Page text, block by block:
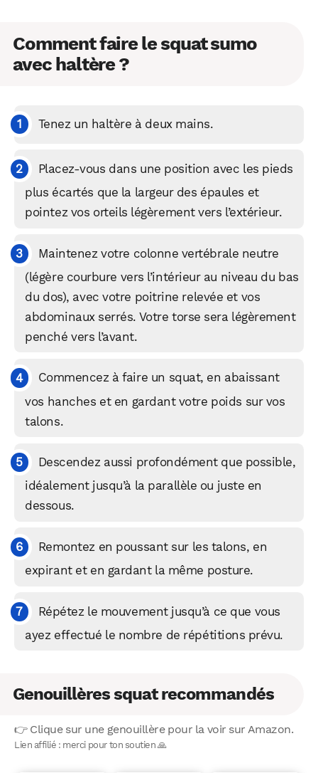
Comment faire le squat sumo
avec haltère ?
Tenez un haltère à deux mains.
Placez-vous dans une position avec les pieds
plus écartés que la largeur des épaules et
pointez vos orteils légèrement vers l’extérieur.
Maintenez votre colonne vertébrale neutre
(légère courbure vers l’intérieur au niveau du bas
du dos), avec votre poitrine relevée et vos
abdominaux serrés. Votre torse sera légèrement
penché vers l’avant.
Commencez à faire un squat, en abaissant
vos hanches et en gardant votre poids sur vos
talons.
Descendez aussi profondément que possible,
idéalement jusqu’à la parallèle ou juste en
dessous.
Remontez en poussant sur les talons, en
expirant et en gardant la même posture.
Répétez le mouvement jusqu’à ce que vous
ayez effectué le nombre de répétitions prévu.
Genouillères squat recommandés
👉 Clique sur une genouillère pour la voir sur Amazon.
Lien affilié : merci pour ton soutien 🙏